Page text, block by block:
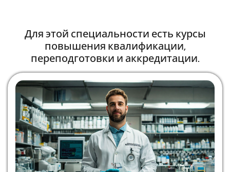
Для этой специальности есть курсы
повышения квалификации,
переподготовки и аккредитации.